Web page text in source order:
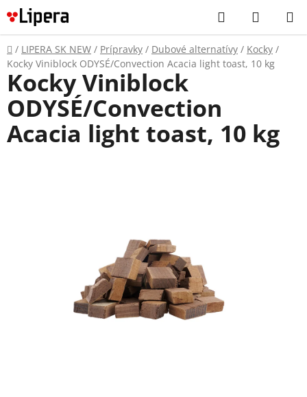
Prejsť
na
obsah
Hľadať
KOŠÍK
Domov
/ LIPERA SK NEW / Prípravky / Dubové alternatívy / Kocky /
Kocky Viniblock ODYSÉ/Convection Acacia light toast, 10 kg
Kocky Viniblock
ODYSÉ/Convection
Acacia light toast, 10 kg